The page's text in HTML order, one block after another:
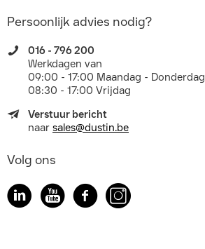
Persoonlijk advies nodig?
016 - 796 200
Werkdagen van
09:00 - 17:00 Maandag - Donderdag
08:30 - 17:00 Vrijdag
Verstuur bericht
naar sales@dustin.be
Volg ons